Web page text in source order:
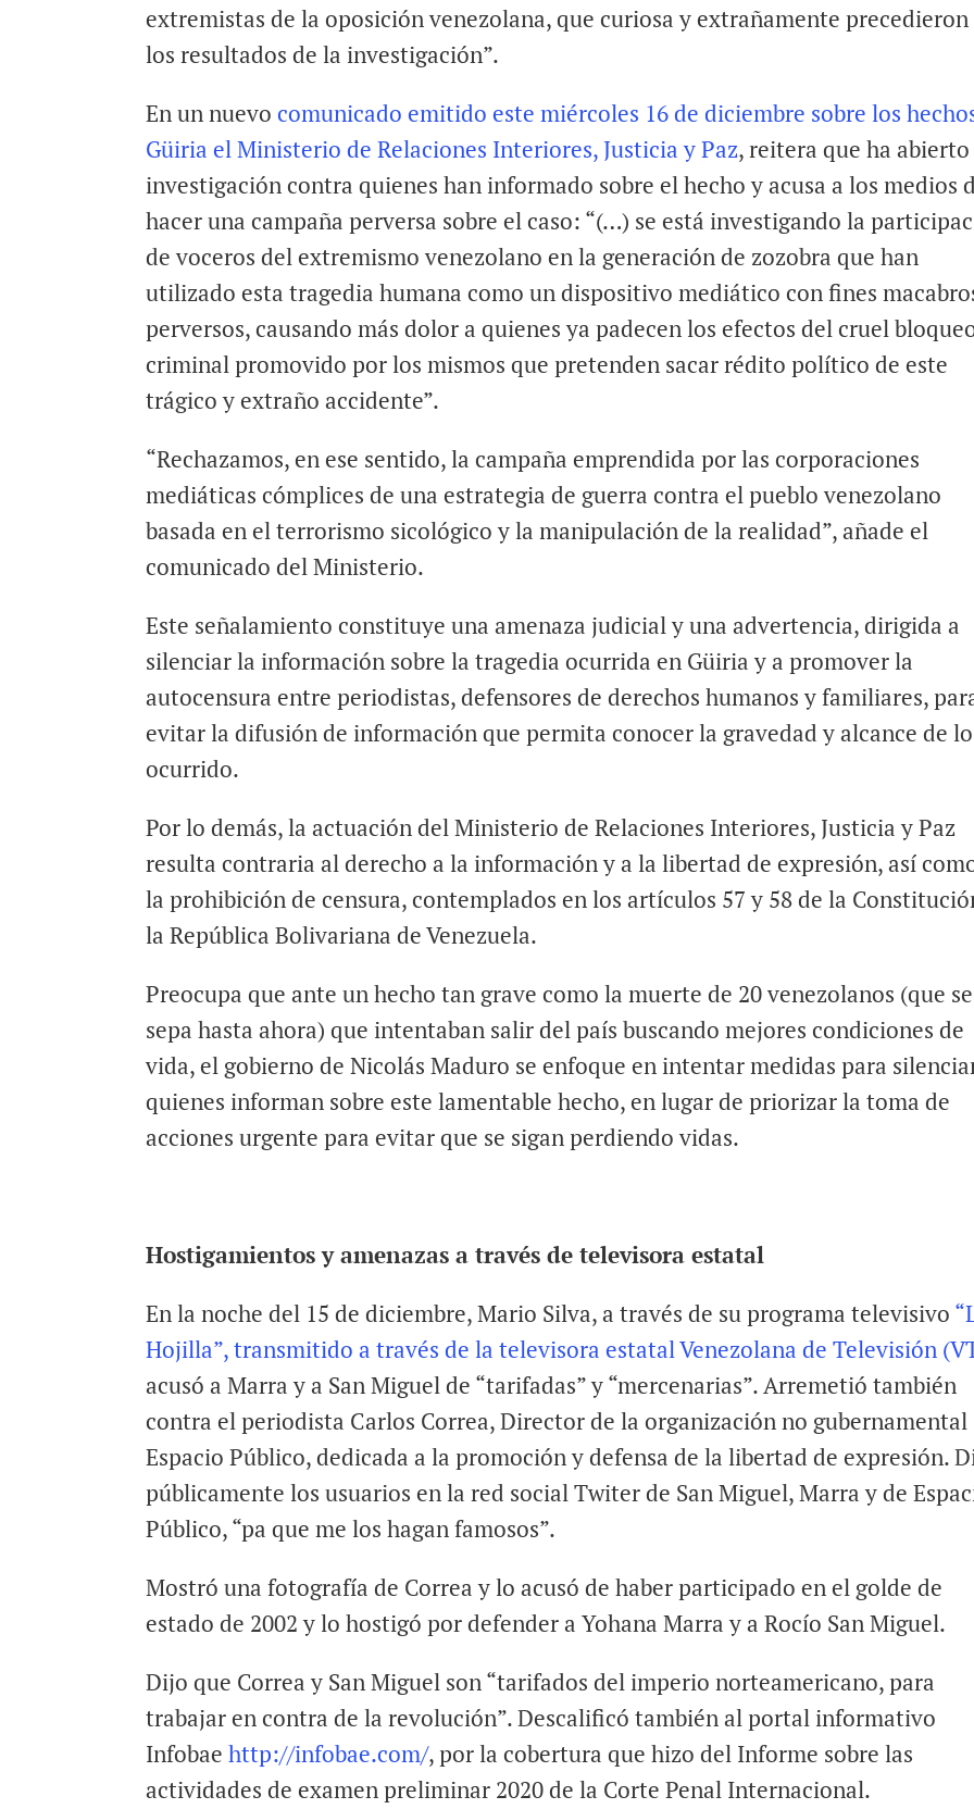
extremistas de la oposición venezolana, que curiosa y extrañamente precedieron
los resultados de la investigación”.
En un nuevocomunicado emitido este miércoles 16 de diciembre sobre los
Güiria el Ministerio de Relaciones Interiores, Justicia y Paz, reitera que ha
investigación contra quienes han informado sobre el hecho y acusa a los medios
hacer una campaña perversa sobre el caso: “(…) se está investigando la
de voceros del extremismo venezolano en la generación de zozobra que han
utilizado esta tragedia humana como un dispositivo mediático con fines
perversos, causando más dolor a quienes ya padecen los efectos del cruel
criminal promovido por los mismos que pretenden sacar rédito político de este
trágico y extraño accidente”.
“Rechazamos, en ese sentido, la campaña emprendida por las corporaciones
mediáticas cómplices de una estrategia de guerra contra el pueblo venezolano
basada en el terrorismo sicológico y la manipulación de la realidad”, añade el
comunicado del Ministerio.
Este señalamiento constituye una amenaza judicial y una advertencia, dirigida a
silenciar la información sobre la tragedia ocurrida en Güiria y a promover la
autocensura entre periodistas, defensores de derechos humanos y familiares,
evitar la difusión de información que permita conocer la gravedad y alcance de lo
ocurrido.
Por lo demás, la actuación del Ministerio de Relaciones Interiores, Justicia y Paz
resulta contraria al derecho a la información y a la libertad de expresión, así
la prohibición de censura, contemplados en los artículos 57 y 58 de la
la República Bolivariana de Venezuela.
Preocupa que ante un hecho tan grave como la muerte de 20 venezolanos (que se
sepa hasta ahora) que intentaban salir del país buscando mejores condiciones de
vida, el gobierno de Nicolás Maduro se enfoque en intentar medidas para
quienes informan sobre este lamentable hecho, en lugar de priorizar la toma de
acciones urgente para evitar que se sigan perdiendo vidas.
Hostigamientos y amenazas a través de televisora estatal
En la noche del 15 de diciembre, Mario Silva, a través de su programa televisivo
Hojilla”, transmitido a través de la televisora estatal Venezolana de Televisión
acusó a Marra y a San Miguel de “tarifadas” y “mercenarias”. Arremetió también
contra el periodista Carlos Correa, Director de la organización no gubernamental
Espacio Público, dedicada a la promoción y defensa de la libertad de expresión.
públicamente los usuarios en la red social Twiter de San Miguel, Marra y de
Público, “pa que me los hagan famosos”.
Mostró una fotografía de Correa y lo acusó de haber participado en el golde de
estado de 2002 y lo hostigó por defender a Yohana Marra y a Rocío San Miguel.
Dijo que Correa y San Miguel son “tarifados del imperio norteamericano, para
trabajar en contra de la revolución”. Descalificó también al portal informativo
Infobaehttp://infobae.com/, por la cobertura que hizo del Informe sobre las
actividades de examen preliminar 2020 de la Corte Penal Internacional.